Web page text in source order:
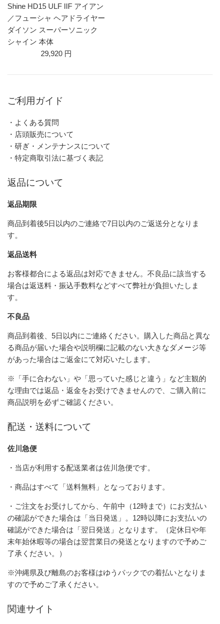
Shine HD15 ULF IIF アイアン
／フューシャ ヘアドライヤー
ダイソン スーパーソニック
シャイン 本体
29,920 円
ご利用ガイド
・よくある質問
・店頭販売について
・研ぎ・メンテナンスについて
・特定商取引法に基づく表記
返品について
返品期限
商品到着後5日以内のご連絡で7日以内のご返送分となりま
す。
返品送料
お客様都合による返品は対応できません。不良品に該当する
場合は返送料・振込手数料などすべて弊社が負担いたしま
す。
不良品
商品到着後、5日以内にご連絡ください。購入した商品と異な
る商品が届いた場合や説明欄に記載のない大きなダメージ等
があった場合はご返金にて対応いたします。
※「手に合わない」や「思っていた感じと違う」など主観的
な理由では返品・返金をお受けできませんので、ご購入前に
商品説明を必ずご確認ください。
配送・送料について
佐川急便
・当店が利用する配送業者は佐川急便です。
・商品はすべて「送料無料」となっております。
・ご注文をお受けしてから、午前中（12時まで）にお支払い
の確認ができた場合は「当日発送」。12時以降にお支払いの
確認ができた場合は「翌日発送」となります。（定休日や年
末年始休暇等の場合は翌営業日の発送となりますので予めご
了承ください。）
※沖縄県及び離島のお客様はゆうパックでの着払いとなりま
すので予めご了承ください。
関連サイト